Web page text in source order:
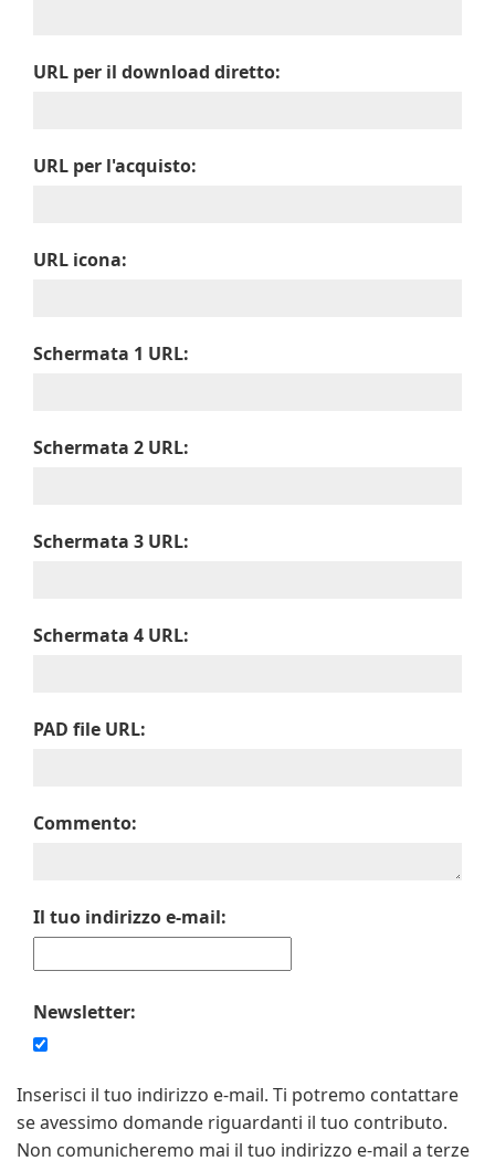
URL per il download diretto:
URL per l'acquisto:
URL icona:
Schermata 1 URL:
Schermata 2 URL:
Schermata 3 URL:
Schermata 4 URL:
PAD file URL:
Commento:
Il tuo indirizzo e-mail:
Newsletter:
Inserisci il tuo indirizzo e-mail. Ti potremo contattare
se avessimo domande riguardanti il tuo contributo.
Non comunicheremo mai il tuo indirizzo e-mail a terze